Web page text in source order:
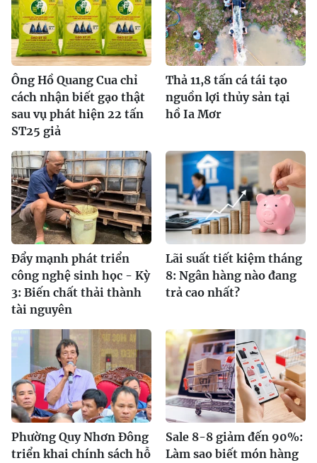
Ông Hồ Quang Cua chỉ
cách nhận biết gạo thật
sau vụ phát hiện 22 tấn
ST25 giả
Thả 11,8 tấn cá tái tạo
nguồn lợi thủy sản tại
hồ Ia Mơr
Đẩy mạnh phát triển
công nghệ sinh học - Kỳ
3: Biến chất thải thành
tài nguyên
Lãi suất tiết kiệm tháng
8: Ngân hàng nào đang
trả cao nhất?
Phường Quy Nhơn Đông
triển khai chính sách hỗ
Sale 8-8 giảm đến 90%:
Làm sao biết món hàng